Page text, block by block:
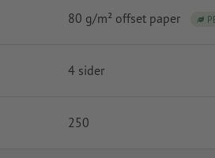
80 g/m² offset paper
4 sider
250